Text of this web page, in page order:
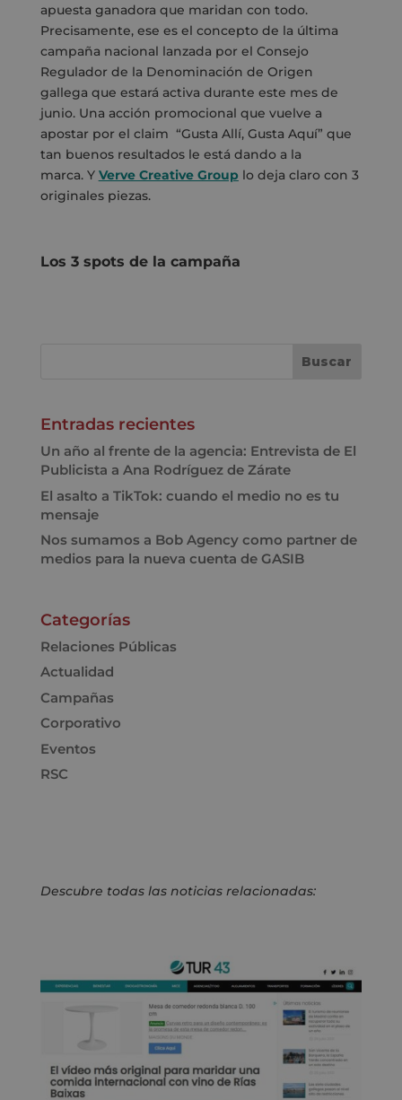
apuesta ganadora que maridan con todo.
Precisamente, ese es el concepto de la última
campaña nacional lanzada por el Consejo
Regulador de la Denominación de Origen
gallega que estará activa durante este mes de
junio. Una acción promocional que vuelve a
apostar por el claim “Gusta Allí, Gusta Aquí” que
tan buenos resultados le está dando a la
marca. Y Verve Creative Group lo deja claro con 3
originales piezas.
Los 3 spots de la campaña
Entradas recientes
Un año al frente de la agencia: Entrevista de El
Publicista a Ana Rodríguez de Zárate
El asalto a TikTok: cuando el medio no es tu
mensaje
Nos sumamos a Bob Agency como partner de
medios para la nueva cuenta de GASIB
Categorías
Relaciones Públicas
Actualidad
Campañas
Corporativo
Eventos
RSC
Descubre todas las noticias relacionadas: